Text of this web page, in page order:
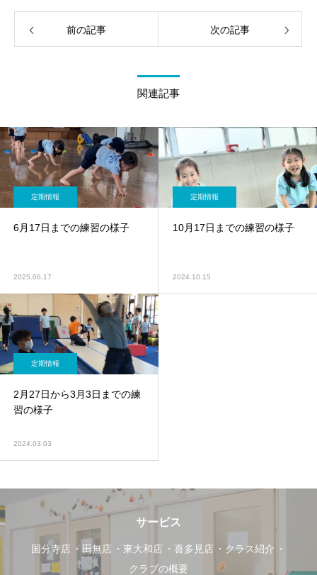
前の記事 次の記事
関連記事
定期情報
6月17日までの練習の様子
2025.06.17
定期情報
10月17日までの練習の様子
2024.10.15
定期情報
2月27日から3月3日までの練
習の様子
2024.03.03
サービス
国分寺店 田無店 東大和店 喜多見店
クラス紹介
クラブの概要